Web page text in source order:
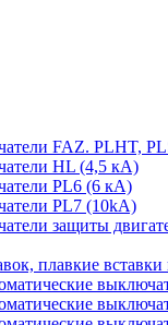
FAZ. PLHT,
HL (4,5 кА)
PL6 (6 кА)
PL7 (10kA)
защиты
плавкие